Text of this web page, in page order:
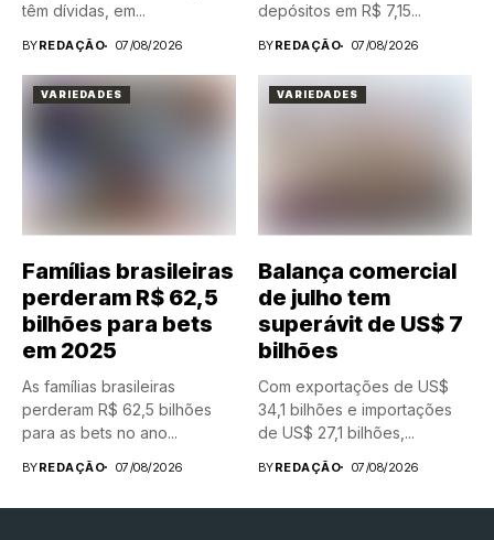
têm dívidas, em...
BYREDAÇÃO 07/08/2026
depósitos em R$ 7,15...
BYREDAÇÃO 07/08/2026
VARIEDADES
Famílias brasileiras
perderam R$ 62,5
bilhões para bets
em 2025
As famílias brasileiras
perderam R$ 62,5 bilhões
para as bets no ano...
BYREDAÇÃO 07/08/2026
VARIEDADES
Balança comercial
de julho tem
superávit de US$ 7
bilhões
Com exportações de US$
34,1 bilhões e importações
de US$ 27,1 bilhões,...
BYREDAÇÃO 07/08/2026